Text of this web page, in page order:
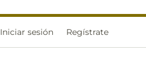
Iniciar sesión Regístrate